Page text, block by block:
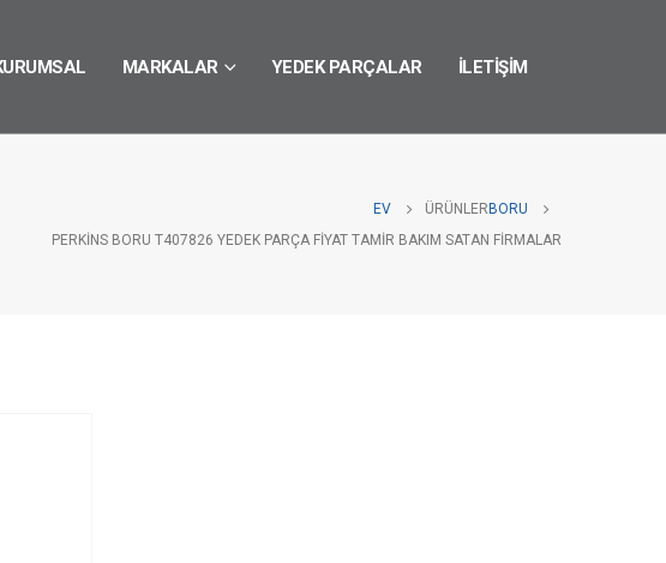
MARKALAR YEDEK PARÇALAR İLETIŞIM
EV ÜRÜNLER BORU
PERKINS BORU T407826 YEDEK PARÇA FIYAT TAMIR BAKIM SATAN FIRMALAR